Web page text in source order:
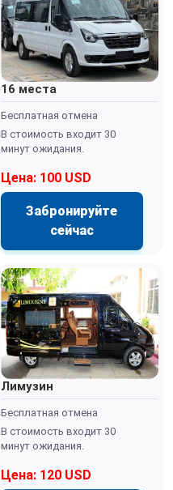
16 места
Бесплатная отмена
В стоимость входит 30
минут ожидания.
Цена: 100 USD
Забронируйте
сейчас
Лимузин
Бесплатная отмена
В стоимость входит 30
минут ожидания.
Цена: 120 USD